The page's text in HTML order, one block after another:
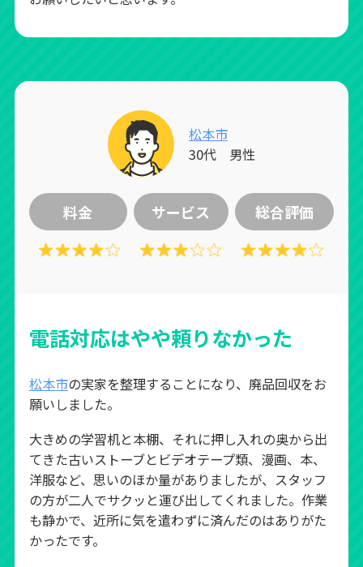
松本市
30代 男性
料金 サービス 総合評価
電話対応はやや頼りなかった
松本市の実家を整理することになり、廃品回収をお
願いしました。
大きめの学習机と本棚、それに押し入れの奥から出
てきた古いストーブとビデオテープ類、漫画、本、
洋服など、思いのほか量がありましたが、スタッフ
の方が二人でサクッと運び出してくれました。作業
も静かで、近所に気を遣わずに済んだのはありがた
かったです。